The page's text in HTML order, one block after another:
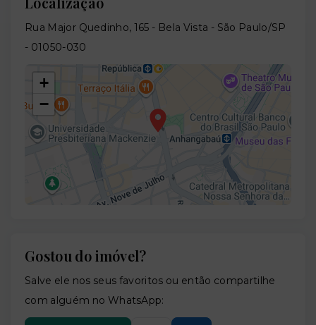
Rua Major Quedinho, 165 - Bela Vista - São Paulo/SP
- 01050-030
+
−
Gostou do imóvel?
Salve ele nos seus favoritos ou então compartilhe
com alguém no WhatsApp: